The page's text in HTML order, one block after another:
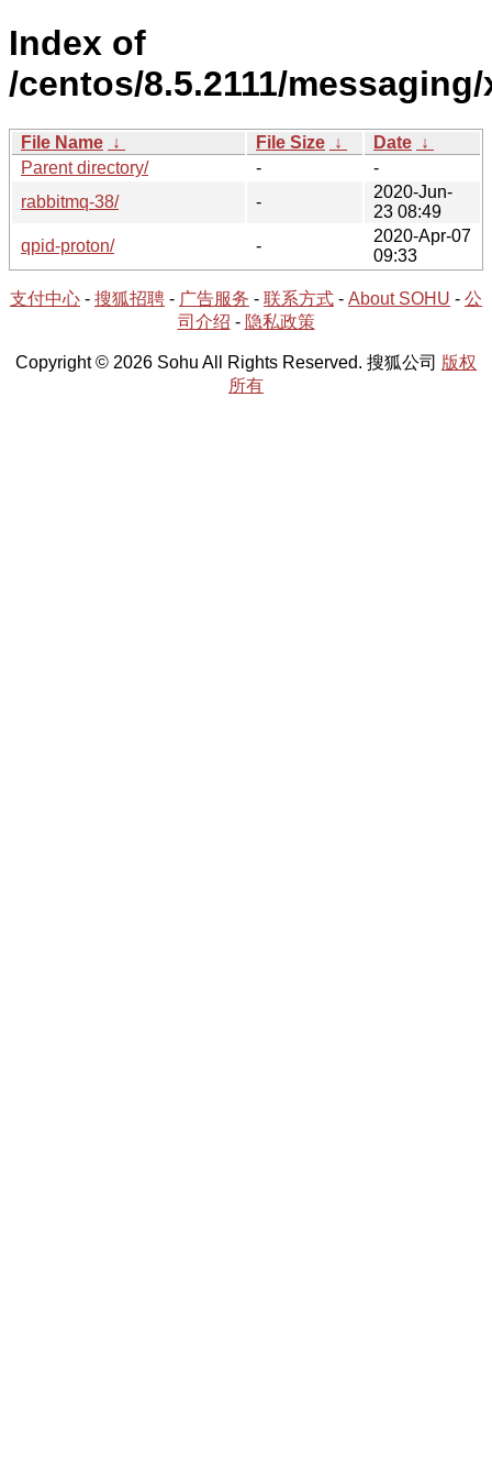
Index of
/centos/8.5.2111/messaging/
File Name ↓ File Size ↓ Date ↓
Parent directory/
-
-
rabbitmq-38/
-
2020-Jun-
23 08:49
qpid-proton/
-
2020-Apr-07
09:33
支付中心 - 搜狐招聘 - 广告服务 - 联系方式 - About SOHU - 公
司介绍 - 隐私政策
Copyright © 2026 Sohu All Rights Reserved. 搜狐公司 版权
所有